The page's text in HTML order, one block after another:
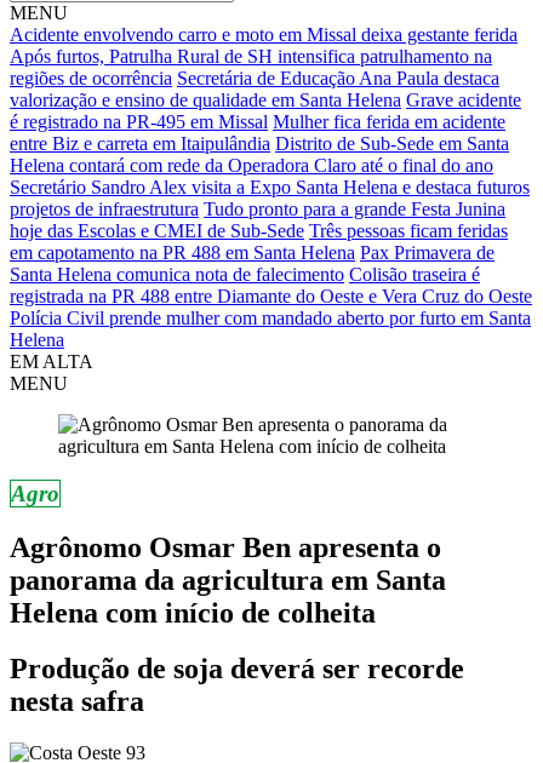
MENU
Acidente envolvendo carro e moto em Missal deixa gestante ferida
Após furtos, Patrulha Rural de SH intensifica patrulhamento na
regiões de ocorrência Secretária de Educação Ana Paula destaca
valorização e ensino de qualidade em Santa Helena Grave acidente
é registrado na PR-495 em Missal Mulher fica ferida em acidente
entre Biz e carreta em Itaipulândia Distrito de Sub-Sede em Santa
Helena contará com rede da Operadora Claro até o final do ano
Secretário Sandro Alex visita a Expo Santa Helena e destaca futuros
projetos de infraestrutura Tudo pronto para a grande Festa Junina
hoje das Escolas e CMEI de Sub-Sede Três pessoas ficam feridas
em capotamento na PR 488 em Santa Helena Pax Primavera de
Santa Helena comunica nota de falecimento Colisão traseira é
registrada na PR 488 entre Diamante do Oeste e Vera Cruz do Oeste
Polícia Civil prende mulher com mandado aberto por furto em Santa
Helena
EM ALTA
MENU
Agro
Agrônomo Osmar Ben apresenta o
panorama da agricultura em Santa
Helena com início de colheita
Produção de soja deverá ser recorde
nesta safra